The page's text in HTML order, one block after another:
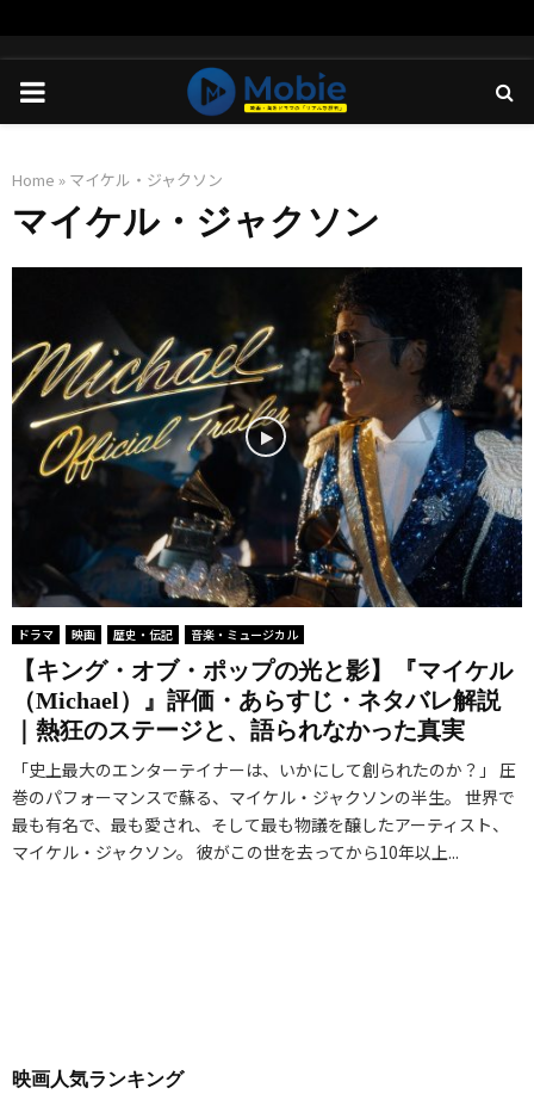
PRIMARY
Home » マイケル・ジャクソン
マイケル・ジャクソン
ドラマ 映画 歴史・伝記 音楽・ミュージカル
【キング・オブ・ポップの光と影】『マイケル
（Michael）』評価・あらすじ・ネタバレ解説
｜熱狂のステージと、語られなかった真実
「史上最大のエンターテイナーは、いかにして創られたのか？」 圧
巻のパフォーマンスで蘇る、マイケル・ジャクソンの半生。 世界で
最も有名で、最も愛され、そして最も物議を醸したアーティスト、
マイケル・ジャクソン。 彼がこの世を去ってから10年以上...
映画人気ランキング